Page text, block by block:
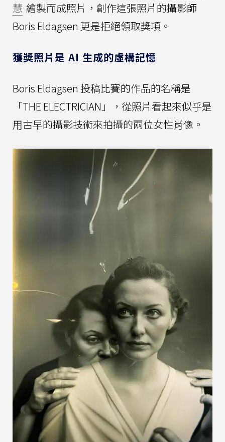
慧 繪製而成照片，創作這張照片的攝影師
Boris Eldagsen 更是拒絕領取獎項。
獲獎照片是 AI 生成的虛構記憶
Boris Eldagsen 投稿比賽的作品的名稱是
「THE ELECTRICIAN」，從照片看起來似乎是
用古早的攝影技術來拍攝的兩位女性肖像。